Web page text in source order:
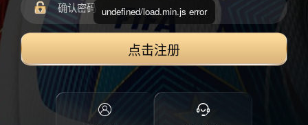
点击注册
undefined/load.min.js error